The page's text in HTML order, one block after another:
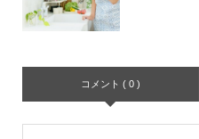
コメント ( 0 )